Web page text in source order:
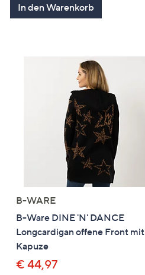
In den Warenkorb
B-WARE
B-Ware DINE 'N' DANCE
Longcardigan offene Front mit
Kapuze
€ 44,97